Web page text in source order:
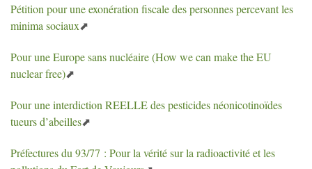
Pétition pour une exonération fiscale des personnes percevant les
minima sociaux
Pour une Europe sans nucléaire (How we can make theEU
nuclear free)
Pour une interdiction REELLEdes pesticides néonicotinoïdes
tueurs d’abeilles
Préfectures du 93/77 : Pour la vérité sur la radioactivité et les